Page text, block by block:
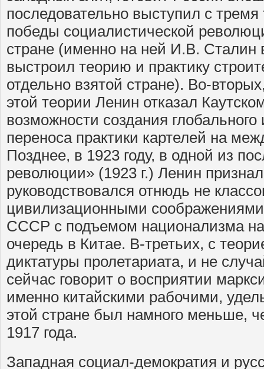
последовательно выступил с
победы социалистической
стране (именно на ней И.В. Сталин
выстроил теорию и практику
отдельно взятой стране). Во-
этой теории Ленин отказал
возможности создания
переноса практики картелей на
Позднее, в 1923 году, в одной из
революции» (1923 г.) Ленин
руководствовался отнюдь не
цивилизационными
СССР с подъемом национализма
очередь в Китае. В-третьих, с
диктатуры пролетариата, и не
сейчас говорит о восприятии
именно китайскими рабочими,
этой стране был намного меньше,
1917 года.
Западная социал-демократия и